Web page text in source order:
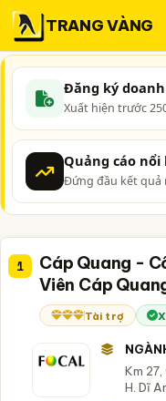
TRANG VÀNG
Đăng ký
Xuất hiện trước
Quảng cáo nổi
Đứng đầu kết
1
Cáp Quang -
Viên Cáp
Tài trợ
Km 27,
H. Dĩ